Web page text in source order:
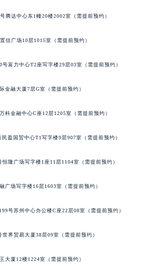
腾达中心东1幢20楼2002室（需提前预约）
信广场10层1015室（需提前预约）
富力中心T2座写字楼29层03室（需提前预约）
金融大厦7层G室（需提前预约）
科金融中心C座12层1205室（需提前预约）
盈国贸中心T1写字楼9层907室（需提前预约）
隆广场写字楼1座11层1104室（需提前预约）
广场写字楼16层1603室（需提前预约）
号苏州中心办公楼C座22层08室（需提前预约）
界贸易大厦38层09室（需提前预约）
大厦12楼1224室（需提前预约）